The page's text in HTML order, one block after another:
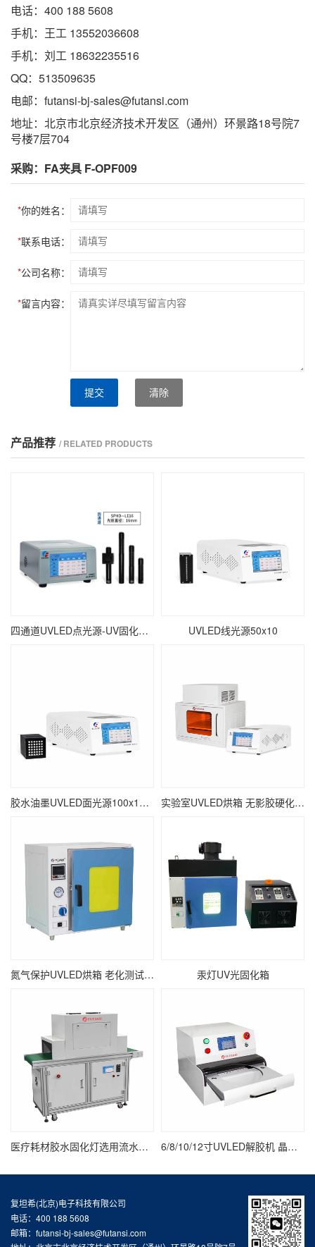
电话：400 188 5608
手机：王工 13552036608
手机：刘工 18632235516
QQ：513509635
电邮：futansi-bj-sales@futansi.com
地址：北京市北京经济技术开发区（通州）环景路18号院7
号楼7层704
采购：FA夹具 F-OPF009
*你的姓名：
*联系电话：
*公司名称：
*留言内容：
提交 清除
产品推荐 / RELATED PRODUCTS
四通道UVLED点光源-UV固化点照射-∅16mm UVLED线光源50x10
胶水油墨UVLED面光源100x100 瞬间固化面光源UV固化机 实验室UVLED烘箱 无影胶硬化紫外线UV烘干设备
氮气保护UVLED烘箱 老化测试紫外线UV固化箱 汞灯UV光固化箱
医疗耗材胶水固化灯选用流水线UV固化炉 6/8/10/12寸UVLED解胶机 晶圆/UV膜/蓝膜/芯片/半导体uv解胶机
复坦希(北京)电子科技有限公司
电话：400 188 5608
邮箱：futansi-bj-sales@futansi.com